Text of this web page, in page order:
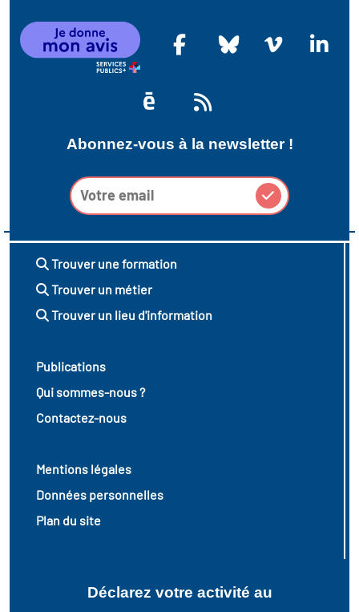
lieu d'information ou
du secteur sanitaire
emploi-formation
des secteurs(en
construction)
Abonnez-vous à la newsletter !
Trouver une formation
Trouver un métier
Trouver un lieu d'information
Publications
Qui sommes-nous ?
Contactez-nous
Mentions légales
Données personnelles
Plan du site
Déclarez votre activité au